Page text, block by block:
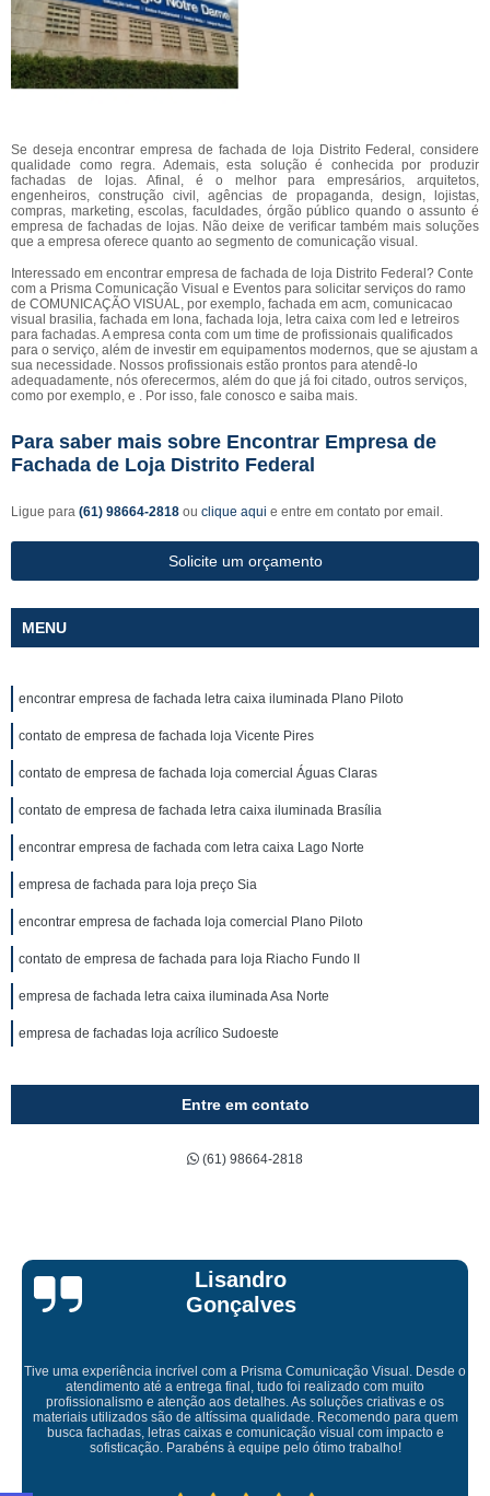
Se deseja encontrar empresa de fachada de loja Distrito Federal, considere
qualidade como regra. Ademais, esta solução é conhecida por produzir
fachadas de lojas. Afinal, é o melhor para empresários, arquitetos,
engenheiros, construção civil, agências de propaganda, design, lojistas,
compras, marketing, escolas, faculdades, órgão público quando o assunto é
empresa de fachadas de lojas. Não deixe de verificar também mais soluções
que a empresa oferece quanto ao segmento de comunicação visual.
Interessado em encontrar empresa de fachada de loja Distrito Federal? Conte
com a Prisma Comunicação Visual e Eventos para solicitar serviços do ramo
de COMUNICAÇÃO VISUAL, por exemplo, fachada em acm, comunicacao
visual brasilia, fachada em lona, fachada loja, letra caixa com led e letreiros
para fachadas. A empresa conta com um time de profissionais qualificados
para o serviço, além de investir em equipamentos modernos, que se ajustam a
sua necessidade. Nossos profissionais estão prontos para atendê-lo
adequadamente, nós oferecermos, além do que já foi citado, outros serviços,
como por exemplo, e . Por isso, fale conosco e saiba mais.
Para saber mais sobre Encontrar Empresa de
Fachada de Loja Distrito Federal
Ligue para (61) 98664-2818 ou clique aqui e entre em contato por email.
Solicite um orçamento
MENU
encontrar empresa de fachada letra caixa iluminada Plano Piloto
contato de empresa de fachada loja Vicente Pires
contato de empresa de fachada loja comercial Águas Claras
contato de empresa de fachada letra caixa iluminada Brasília
encontrar empresa de fachada com letra caixa Lago Norte
empresa de fachada para loja preço Sia
encontrar empresa de fachada loja comercial Plano Piloto
contato de empresa de fachada para loja Riacho Fundo II
empresa de fachada letra caixa iluminada Asa Norte
empresa de fachadas loja acrílico Sudoeste
Entre em contato
(61) 98664-2818
Bruna Eduarda
Empresa maravilhosa, entregue antes do prazo e a instalação da lona
ficou perfeita, indico de olhos fechados